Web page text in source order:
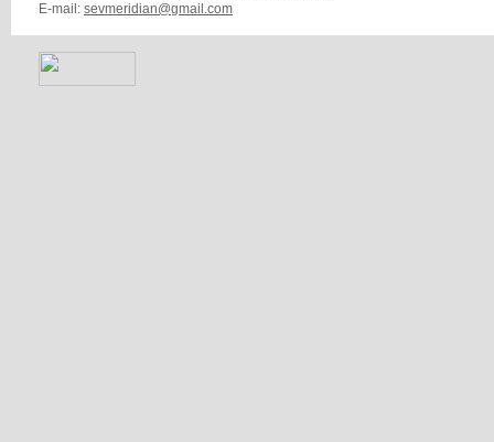
E-mail: sevmeridian@gmail.com